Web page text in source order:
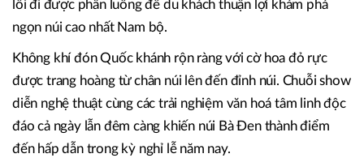
lối đi được phân luồng để du khách thuận lợi khám phá
ngọn núi cao nhất Nam bộ.
Không khí đón Quốc khánh rộn ràng với cờ hoa đỏ rực
được trang hoàng từ chân núi lên đến đỉnh núi. Chuỗi show
diễn nghệ thuật cùng các trải nghiệm văn hoá tâm linh độc
đáo cả ngày lẫn đêm càng khiến núi Bà Đen thành điểm
đến hấp dẫn trong kỳ nghỉ lễ năm nay.